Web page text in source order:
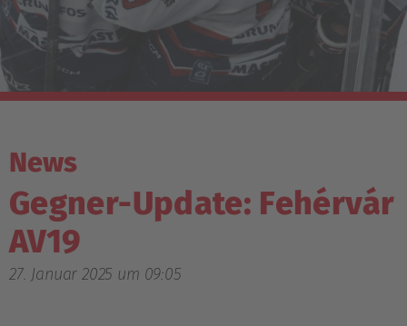
News
Gegner-Update: Fehérvár
AV19
27. Januar 2025 um 09:05